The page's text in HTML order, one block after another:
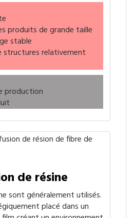
produits de grande taille
stable
structures relativement
production
de résine
sont généralement utilisés.
placé dans un